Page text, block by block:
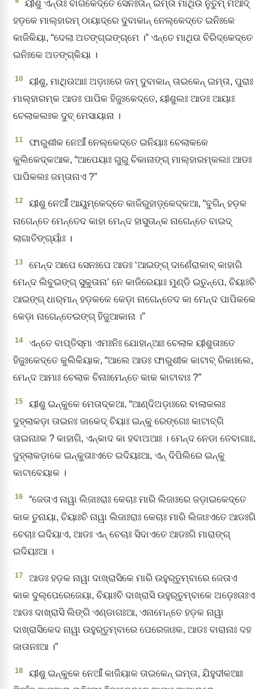
ୟୀଶୁ ଏନ୍ତାଃ ବାଗିକେଦ୍‌ତେ ସେନଃତାନ୍‌ ଇମ୍‌ତା ମାଥିଉ ନୁତୁମ୍‌ ମିଆଁଦ୍‌
ହଡ଼କେ ମାଲ୍‌ହାରମ୍‌ ଠାୟାଦ୍‌ରେ ଦୁବାକାନ୍‌ ନେଲ୍‌କେଦ୍‌ତେ ଇନିଃକେ
କାଜିକିୟା, “ଦେଲା ଅତଙ୍ଗ୍‌ଇଙ୍ଗ୍‌ମେ ।” ଏନ୍ତେ ମାଥିଉ ବିରିଦ୍‌କେଦ୍‌ତେ
ଇନିଃକେ ଅତଙ୍ଗ୍‌କିୟା ।
10
ୟୀଶୁ, ମାଥିଉଆଃ ଅଡ଼ାଃରେ ଜମ୍‌ ଦୁବାକାନ୍‌ ତାଇକେନ୍‌ ଇମ୍‌ତା, ପୁରାଃ
ମାଲ୍‌ହାରମ୍‌କ ଆଡଃ ପାପିକ ହିଜୁଃକେଦ୍‌ତେ, ୟୀଶୁଲଃ ଆଡଃ ଆୟାଃ
ଚେଲାକଲଃକ ଦୁବ୍‍ ମେସାୟାନା ।
11
ଫାରୁଶୀକ ନେଆଁଁ ନେଲ୍‌କେଦ୍‌ତେ ଇନିୟାଃ ଚେଲାକକେ
କୁଲିକେଦ୍‌କଆକ, “ଆପେୟାଃ ଗୁରୁ ଚିକାନାଙ୍ଗ୍‌ ମାଲ୍‌ହାରମ୍‌କଲଃ ଆଡଃ
ପାପିକଲଃ ଜମ୍‌ତାନାଏ ?”
12
ୟୀଶୁ ନେଆଁଁ ଆୟୁମ୍‌କେଦ୍‌ତେ କାଜିରୁହାଡ଼୍‌କେଦ୍‌କଆ, “ବୁଗିନ୍‌ ହଡ଼କ
ନାଗେନ୍ତେ ମେନ୍ତେଦ କାହା ମେନ୍‌ଦ ହାସୁତାନ୍‌କ ନାଗେନ୍ତେ ବାଇଦ୍‌
ଲାଗାତିଙ୍ଗ୍‌ୟାଁଃ ।
13
ମେନ୍‌ଦ ଆପେ ସେନଃପେ ଆଡଃ ‘ଆଇଙ୍ଗ୍‌ ଦାଣେଁରାକାବ୍‌ କାହାଗି
ମେନ୍‌ଦ ଲିବୁଇଙ୍ଗ୍‌ ସୁକୁତାନା’ ନେ କାଜିରେୟାଃ ମୁଣ୍ଡି ଇତୁନ୍‌ପେ, ଚିୟାଃଚି
ଆଇଙ୍ଗ୍‌ ଧାର୍‌ମାନ୍‌ ହଡ଼କକେ କେଡ଼ା ନାଗେନ୍ତେଦ କା ମେନ୍‌ଦ ପାପିକକେ
କେଡ଼ା ନାଗେନ୍ତେଇଙ୍ଗ୍‌ ହିଜୁଆକାନା ।”
14
ଏନ୍ତେ ବାପ୍ତିସ୍ମା ଏମଃନିଃ ଯୋହାନ୍‌ଆଃ ଚେଲାକ ୟୀଶୁତାଃତେ
ହିଜୁଃକେଦ୍‌ତେ କୁଲିକିୟାକ, “ଆଲେ ଆଡଃ ଫାରୁଶୀକ କାଟାବ୍‌ ରିକାଃଲେ,
ମେନ୍‌ଦ ଆମାଃ ଚେଲାକ ଚିନାଃମେନ୍ତେ କାକ କାଟାବାଃ ?”
15
ୟୀଶୁ ଇନ୍‌କୁକେ ମେତାଦ୍‌କଆ, “ଆଣ୍‌ଦିଅଡ଼ାଃରେ ବାଲାକଲଃ
ଦୁହ୍ଲାକଡ଼ା ତାଇନଃ ଜାକେଦ୍‌ ଚିୟାଃ ଇନ୍‌କୁ ରେଙ୍ଗେଃ କାଟାବ୍‌ଗି
ତାଇନାଃକ ? କାହାଗି, ଏନ୍‌କାଦ କା ହବାଅଆଃ । ମେନ୍‌ଦ ନେଡା ତେବାଗାଃ,
ଦୁହ୍ଲାକଡ଼ାକେ ଇନ୍‌କୁତାଃଏତେ ଇଦିୟଃଆ, ଏନ୍‌ ଦିପିଲିରେ ଇନ୍‌କୁ
କାଟାବେୟାକ ।
16
“ଜେତାଏ ନାୱା ଲିଜାଃରାଃ କେଚାଃ ମାରି ଲିଜାଃରେ ଜଡ଼ାଇକେଦ୍‌ତେ
କାକ ତୁନାୟା, ଚିୟାଃଚି ନାୱା ଲିଜାଃରାଃ କେଚାଃ ମାରି ଲିଜାଃଏତେ ଆଡଃଗି
ଚେଚାଃ ଇଦିୟାଏ, ଆଡଃ ଏନ୍‌ ଚେଚାଃ ସିଦାଏତେ ଆଡଃଗି ମାରାଙ୍ଗ୍‌
ଇଦିୟଃଆ ।
17
ଆଡଃ ହଡ଼କ ନାୱା ଦାଖ୍‌ରାସିକେ ମାରି ଉହୁର୍‌ତୁମ୍ବାରେ ଜେତାଏ
କାକ ଦୁଲ୍‌ପେରେଜେୟା, ଚିୟାଃଚି ଦାଖ୍‌ରାସି ଉହୁର୍‌ତୁମ୍ବାକେ ଅଡ଼େଃତାଃଏ
ଆଡଃ ଦାଖ୍‌ରାସି ଲିଙ୍ଗି ଏଣ୍ଡାଗଃଆ, ଏନାମେନ୍ତେ ହଡ଼କ ନାୱା
ଦାଖ୍‌ରାସିକେଦ ନାୱା ଉହୁର୍‌ତୁମ୍ବାରେ ପେରେଜାଃକ, ଆଡଃ ବାରାନାଃ ଦହ
ଜାତାନଃଆ ।”
18
ୟୀଶୁ ଇନ୍‌କୁକେ ନେଆଁଁ କାଜିୟାକ ତାଇକେନ୍‌ ଇମ୍‌ତା, ଯିହୁଦୀକଆଃ